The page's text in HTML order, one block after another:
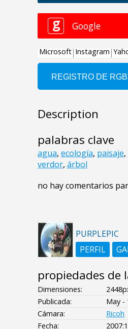
Description
palabras clave
agua, ecología, paisaje,
verdor, árbol
no hay comentarios
PURPLEPIC
PERFIL
propiedades de
Dimensiones:
Publicada:
May -
Cámara:
Ricoh
Fecha: